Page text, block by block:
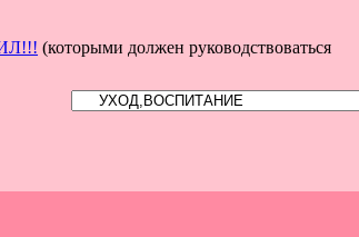
(которыми должен руководствоваться